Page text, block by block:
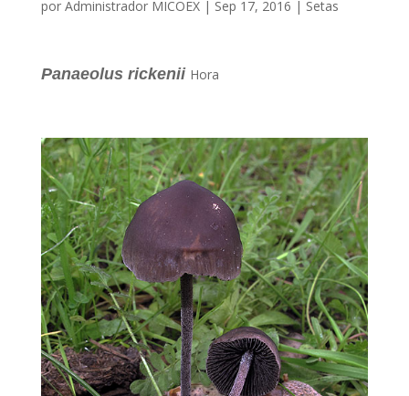
por Administrador MICOEX| Sep 17, 2016 | Setas
Panaeolus rickenii Hora